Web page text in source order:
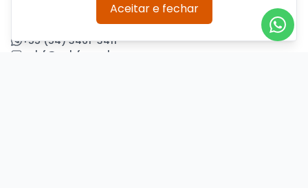
Aceitar e fechar
Precisa de ajuda?
+55 (54) 3461-3411
acbf@acbf.com.br